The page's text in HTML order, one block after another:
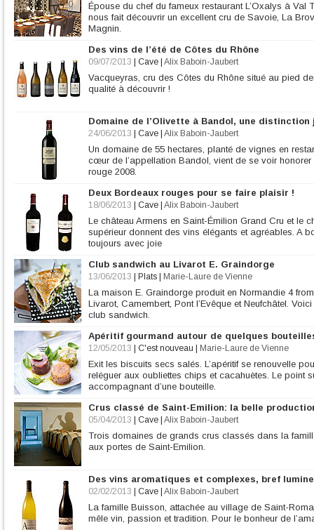
Épouse du chef du fameux restaurant L’Oxalys à Val
nous fait découvrir un excellent cru de Savoie, La
Magnin.
Des vins de l’été de Côtes du Rhône
09/07/2013 Cave Alix Baboin-Jaubert
Vacqueyras, cru des Côtes du Rhône situé au pied
qualité à découvrir !
Domaine de l’Olivette à Bandol, une distinction
24/06/2013 Cave Alix Baboin-Jaubert
Un domaine de 55 hectares, planté de vignes en
cœur de l’appellation Bandol, vient de se voir
rouge 2008.
Deux Bordeaux rouges pour se faire plaisir !
18/06/2013 Cave Alix Baboin-Jaubert
Le château Armens en Saint-Émilion Grand Cru et le
supérieur donnent des vins élégants et agréables. A
toujours avec joie
Club sandwich au Livarot E. Graindorge
13/06/2013 Plats Marie-Laure de Vienne
La maison E. Graindorge produit en Normandie 4
Livarot, Camembert, Pont l’Evêque et Neufchâtel.
club sandwich.
Apéritif gourmand autour de quelques
12/05/2013 C'est nouveau Marie-Laure de Vienne
Exit les biscuits secs salés. L’apéritif se renouvelle
reléguer aux oubliettes chips et cacahuètes. Le point
accompagnant d’une bouteille.
Crus classé de Saint-Emilion: la belle
05/04/2013 Cave Alix Baboin-Jaubert
Trois domaines de grands crus classés dans la
aux portes de Saint-Emilion.
Des vins aromatiques et complexes, bref
02/02/2013 Cave Alix Baboin-Jaubert
La famille Buisson, attachée au village de Saint-
mêle vin, passion et tradition. Pour le bonheur de